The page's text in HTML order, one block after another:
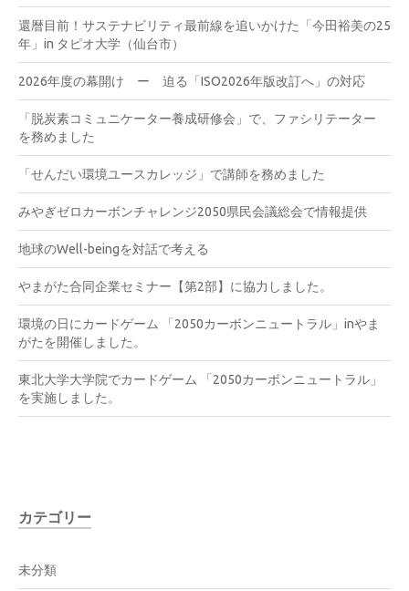
還暦目前！サステナビリティ最前線を追いかけた「今田裕美の25
年」in タピオ大学（仙台市）
2026年度の幕開け ー 迫る「ISO2026年版改訂へ」の対応
「脱炭素コミュニケーター養成研修会」で、ファシリテーター
を務めました
「せんだい環境ユースカレッジ」で講師を務めました
みやぎゼロカーボンチャレンジ2050県民会議総会で情報提供
地球のWell-beingを対話で考える
やまがた合同企業セミナー【第2部】に協力しました。
環境の日にカードゲーム 「2050カーボンニュートラル」inやま
がたを開催しました。
東北大学大学院でカードゲーム 「2050カーボンニュートラル」
を実施しました。
カテゴリー
未分類